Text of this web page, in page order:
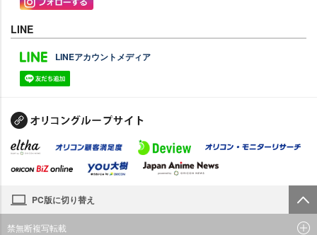
LINE
LINEアカウントメディア
PC版に切り替え
禁無断複写転載